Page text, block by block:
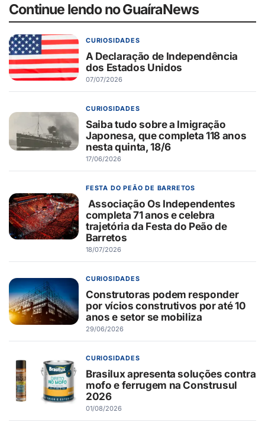
Continue lendo no GuaíraNews
CURIOSIDADES
A Declaração de Independência
dos Estados Unidos
07/07/2026
CURIOSIDADES
Saiba tudo sobre a Imigração
Japonesa, que completa 118 anos
nesta quinta, 18/6
17/06/2026
FESTA DO PEÃO DE BARRETOS
Associação Os Independentes
completa 71 anos e celebra
trajetória da Festa do Peão de
Barretos
18/07/2026
CURIOSIDADES
Construtoras podem responder
por vícios construtivos por até 10
anos e setor se mobiliza
29/06/2026
CURIOSIDADES
Brasilux apresenta soluções contra
mofo e ferrugem na Construsul
2026
01/08/2026